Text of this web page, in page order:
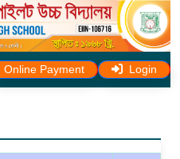
Online Payment Login